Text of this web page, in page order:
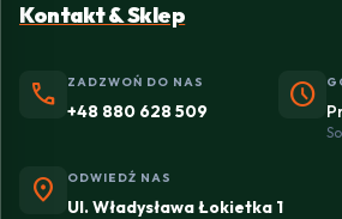
Kontakt & Sklep
phone ZADZWOŃ DO NAS
+48 880 628 509 schedule
location_on ODWIEDŹ NAS
Ul. Władysława Łokietka 1